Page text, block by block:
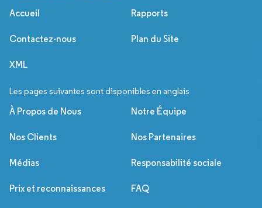
Accueil Rapports
Contactez-nous Plan du Site
XML
Les pages suivantes sont disponibles en anglais
À Propos de Nous Notre Équipe
Nos Clients Nos Partenaires
Médias Responsabilité sociale
Prix et reconnaissances FAQ